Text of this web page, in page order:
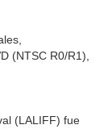
(NTSC R0/R1),
(LALIFF) fue